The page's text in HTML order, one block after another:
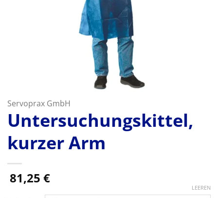
Servoprax GmbH
Untersuchungskittel,
kurzer Arm
81,25 €
LEEREN